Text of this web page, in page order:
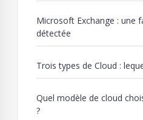
Microsoft Exchange : une
détectée
Trois types de Cloud :
Quel modèle de cloud
?